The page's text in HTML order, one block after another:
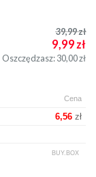
39,99zł
9,99zł
Oszczędzasz: 30,00zł
Cena
6,56zł
BUY.BOX